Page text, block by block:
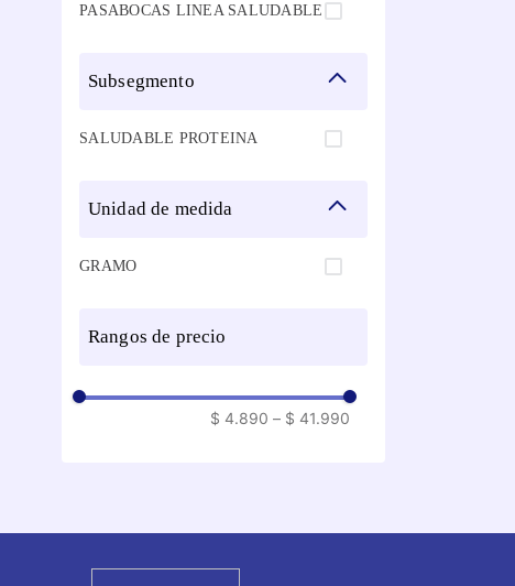
PASABOCAS LINEA SALUDABLE
subsegmento
SALUDABLE PROTEINA
unidad de medida
GRAMO
rangos de precio
$ 4.890 – $ 41.990